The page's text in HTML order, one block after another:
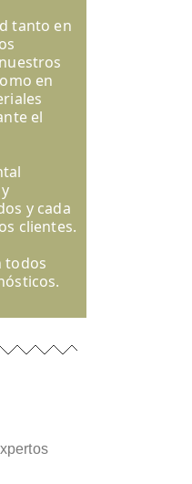
tanto en
en
el
y cada
clientes.
todos